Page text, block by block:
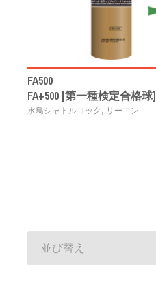
FA500
FA+500 [第一種検定合格球]
水鳥シャトルコック , リーニン
並び替え